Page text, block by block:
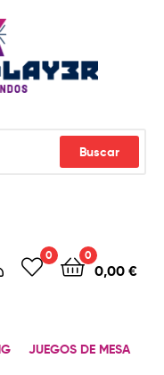
Buscar
0 0
0,00 €
JUEGOS DE MESA